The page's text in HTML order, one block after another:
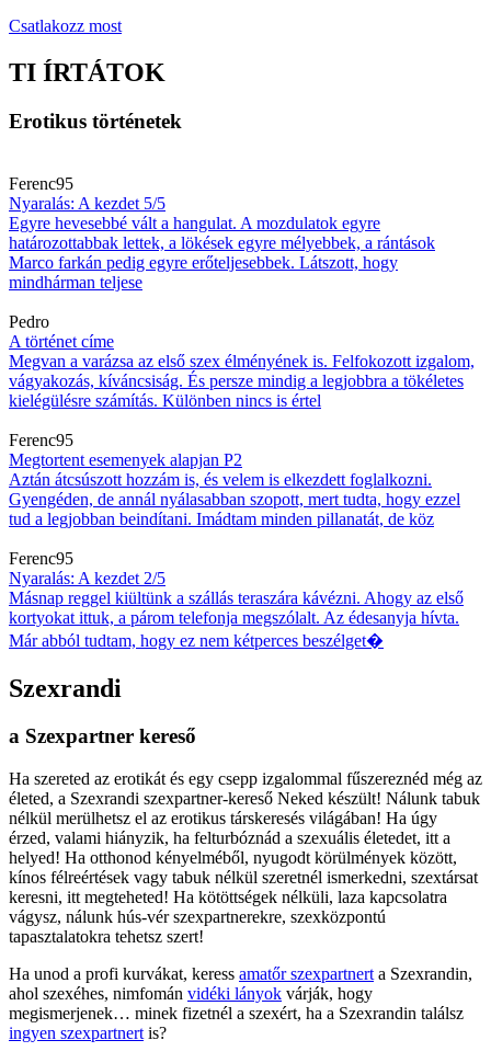
Csatlakozz most
TI ÍRTÁTOK
Erotikus történetek
Ferenc95
Nyaralás: A kezdet 5/5
Egyre hevesebbé vált a hangulat. A mozdulatok egyre
határozottabbak lettek, a lökések egyre mélyebbek, a rántások
Marco farkán pedig egyre erőteljesebbek. Látszott, hogy
mindhárman teljese
Pedro
A történet címe
Megvan a varázsa az első szex élményének is. Felfokozott izgalom,
vágyakozás, kíváncsiság. És persze mindig a legjobbra a tökéletes
kielégülésre számítás. Különben nincs is értel
Ferenc95
Megtortent esemenyek alapjan P2
Aztán átcsúszott hozzám is, és velem is elkezdett foglalkozni.
Gyengéden, de annál nyálasabban szopott, mert tudta, hogy ezzel
tud a legjobban beindítani. Imádtam minden pillanatát, de köz
Ferenc95
Nyaralás: A kezdet 2/5
Másnap reggel kiültünk a szállás teraszára kávézni. Ahogy az első
kortyokat ittuk, a párom telefonja megszólalt. Az édesanyja hívta.
Már abból tudtam, hogy ez nem kétperces beszélget�
Szexrandi
a Szexpartner kereső
Ha szereted az erotikát és egy csepp izgalommal fűszereznéd még az
életed, a Szexrandi szexpartner-kereső Neked készült! Nálunk tabuk
nélkül merülhetsz el az erotikus társkeresés világában! Ha úgy
érzed, valami hiányzik, ha felturbóznád a szexuális életedet, itt a
helyed! Ha otthonod kényelméből, nyugodt körülmények között,
kínos félreértések vagy tabuk nélkül szeretnél ismerkedni, szextársat
keresni, itt megteheted! Ha kötöttségek nélküli, laza kapcsolatra
vágysz, nálunk hús-vér szexpartnerekre, szexközpontú
tapasztalatokra tehetsz szert!
Ha unod a profi kurvákat, keress amatőr szexpartnert a Szexrandin,
ahol szexéhes, nimfomán vidéki lányok várják, hogy
megismerjenek… minek fizetnél a szexért, ha a Szexrandin találsz
ingyen szexpartnert is?